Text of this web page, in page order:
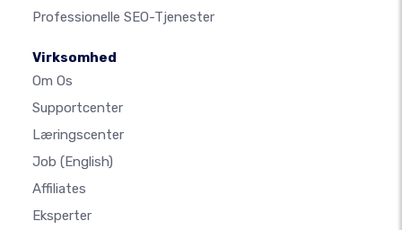
Professionelle SEO-Tjenester
Virksomhed
Om Os
Supportcenter
Læringscenter
Job (English)
Affiliates
Eksperter